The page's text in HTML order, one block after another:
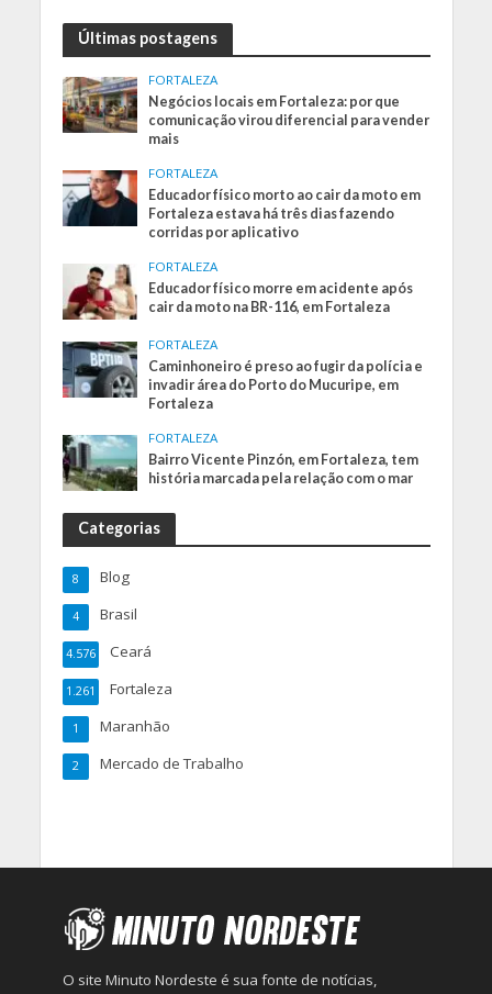
Últimas postagens
FORTALEZA
Negócios locais em Fortaleza: por que
comunicação virou diferencial para vender
mais
FORTALEZA
Educador físico morto ao cair da moto em
Fortaleza estava há três dias fazendo
corridas por aplicativo
FORTALEZA
Educador físico morre em acidente após
cair da moto na BR-116, em Fortaleza
FORTALEZA
Caminhoneiro é preso ao fugir da polícia e
invadir área do Porto do Mucuripe, em
Fortaleza
FORTALEZA
Bairro Vicente Pinzón, em Fortaleza, tem
história marcada pela relação com o mar
Categorias
Blog
8
Brasil
4
Ceará
4.576
Fortaleza
1.261
Maranhão
1
Mercado de Trabalho
2
O site Minuto Nordeste é sua fonte de notícias,